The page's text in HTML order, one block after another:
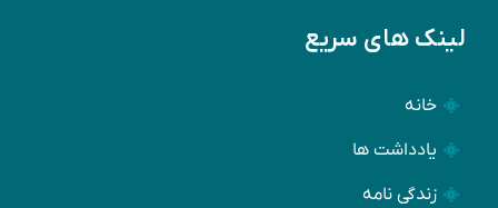
لینک های سریع
خانه
یادداشت ها
زندگی نامه